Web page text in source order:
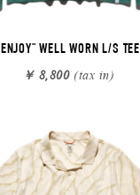
"ENJOY" WELL WORN L/S TEE
￥ 8,800(tax in)